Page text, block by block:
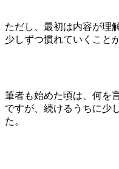
ただし、最初は内容が理
少しずつ慣れていくこと
筆者も始めた頃は、何を
ですが、続けるうちに少
た。